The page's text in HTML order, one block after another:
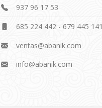
937 96 17 53
685 224 442- 679 445 141
ventas@abanik.com
info@abanik.com